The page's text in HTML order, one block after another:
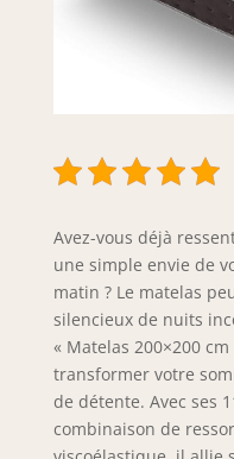
Avez-vous déjà
une simple envie de
matin ? Le matelas
silencieux de nuits
« Matelas 200×200
transformer votre
de détente. Avec ses
combinaison de